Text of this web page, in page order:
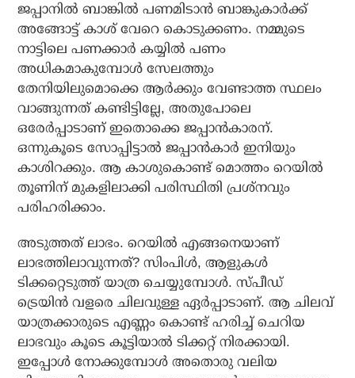
ജപ്പാനില്‍ ബാങ്കില്‍ പണമിടാന്‍ ബാങ്കുകാര്‍ക്ക്
അങ്ങോട്ട് കാശ് വേറെ കൊടുക്കണം. നമ്മുടെ
നാട്ടിലെ പണക്കാര്‍ കയ്യില്‍ പണം
അധികമാകുമ്പോള്‍ സേലത്തും
തേനിയിലുമൊക്കെ ആര്‍ക്കും വേണ്ടാത്ത സ്ഥലം
വാങ്ങുന്നത് കണ്ടിട്ടില്ലേ, അതുപോലെ
ഒരേര്‍പ്പാടാണ് ഇതൊക്കെ ജപ്പാന്‍കാരന്.
ഒന്നുകൂടെ സോപ്പിട്ടാല്‍ ജപ്പാന്‍കാര്‍ ഇനിയും
കാശിറക്കും. ആ കാശുകൊണ്ട് മൊത്തം റെയില്‍
തൂണിന് മുകളിലാക്കി പരിസ്ഥിതി പ്രശ്‌നവും
പരിഹരിക്കാം.
അടുത്തത് ലാഭം. റെയില്‍ എങ്ങനെയാണ്
ലാഭത്തിലാവുന്നത്? സിംപിള്‍, ആളുകള്‍
ടിക്കറ്റെടുത്ത് യാത്ര ചെയ്യുമ്പോള്‍. സ്പീഡ്
ട്രെയിന്‍ വളരെ ചിലവുള്ള ഏര്‍പ്പാടാണ്. ആ ചിലവ്
യാത്രക്കാരുടെ എണ്ണം കൊണ്ട് ഹരിച്ച് ചെറിയ
ലാഭവും കൂടെ കൂട്ടിയാല്‍ ടിക്കറ്റ് നിരക്കായി.
ഇപ്പോള്‍ നോക്കുമ്പോള്‍ അതൊരു വലിയ